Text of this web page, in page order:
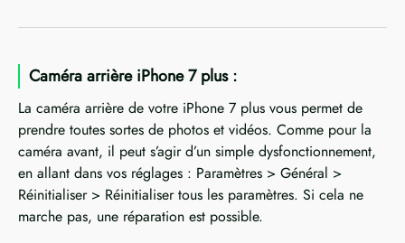
Caméra arrière iPhone 7 plus :
La caméra arrière de votre iPhone 7 plus vous permet de
prendre toutes sortes de photos et vidéos. Comme pour la
caméra avant, il peut s’agir d’un simple dysfonctionnement,
en allant dans vos réglages : Paramètres > Général >
Réinitialiser > Réinitialiser tous les paramètres. Si cela ne
marche pas, une réparation est possible.